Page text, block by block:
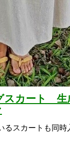
スカート
るスカートも同時